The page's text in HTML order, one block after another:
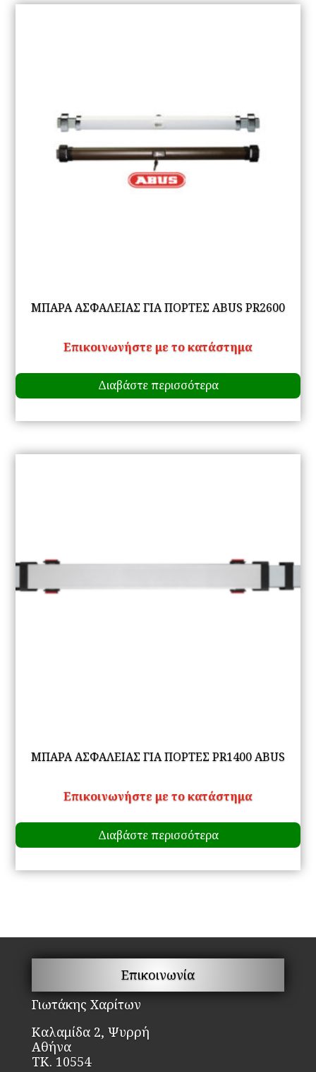
ΜΠΑΡΑ ΑΣΦΑΛΕΙΑΣ ΓΙΑ ΠΟΡΤΕΣ ABUS PR2600
Επικοινωνήστε με το κατάστημα
Διαβάστε περισσότερα
ΜΠΑΡΑ ΑΣΦΑΛΕΙΑΣ ΓΙΑ ΠΟΡΤΕΣ PR1400 ABUS
Επικοινωνήστε με το κατάστημα
Διαβάστε περισσότερα
Επικοινωνία
Γιωτάκης Χαρίτων
Καλαμίδα 2, Ψυρρή
Αθήνα
ΤΚ. 10554